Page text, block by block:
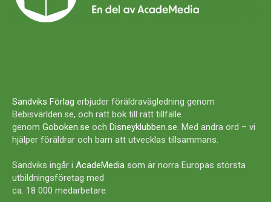
Sandviks Förlag erbjuder föräldravägledning genom
Bebisvärlden.se, och rätt bok till rätt tillfälle
genom Goboken.se och Disneyklubben.se . Med andra ord – vi
hjälper föräldrar och barn att utvecklas tillsammans.
Sandviks ingår i AcadeMedia som är norra Europas största
utbildningsföretag med
ca. 18 000 medarbetare.